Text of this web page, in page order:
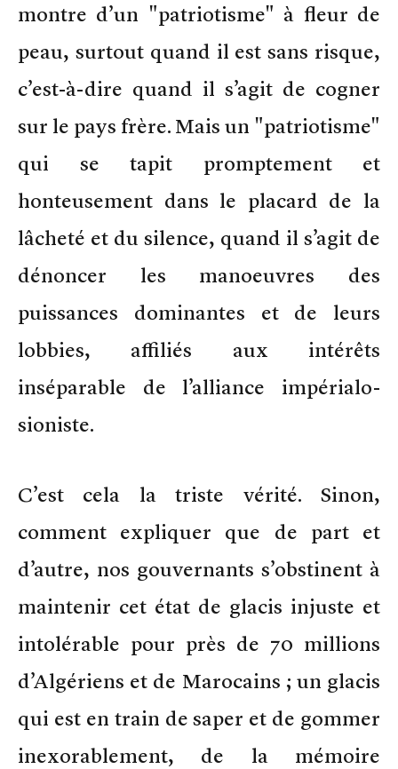
montre d’un "patriotisme" à fleur de
peau, surtout quand il est sans risque,
c’est-à-dire quand il s’agit de cogner
sur le pays frère. Mais un "patriotisme"
qui se tapit promptement et
honteusement dans le placard de la
lâcheté et du silence, quand il s’agit de
dénoncer les manoeuvres des
puissances dominantes et de leurs
lobbies, affiliés aux intérêts
inséparable de l’alliance impérialo-
sioniste.
C’est cela la triste vérité. Sinon,
comment expliquer que de part et
d’autre, nos gouvernants s’obstinent à
maintenir cet état de glacis injuste et
intolérable pour près de 70 millions
d’Algériens et de Marocains ; un glacis
qui est en train de saper et de gommer
inexorablement, de la mémoire